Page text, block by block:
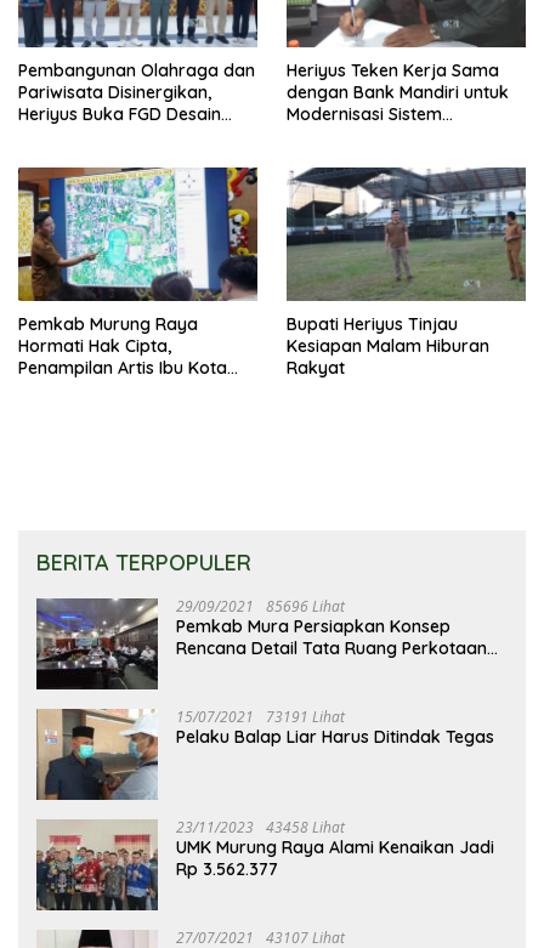
Pembangunan Olahraga dan
Pariwisata Disinergikan,
Heriyus Buka FGD Desain
Heriyus Teken Kerja Sama
dengan Bank Mandiri untuk
Modernisasi Sistem
Pemkab Murung Raya
Hormati Hak Cipta,
Penampilan Artis Ibu Kota
Bupati Heriyus Tinjau
Kesiapan Malam Hiburan
Rakyat
BERITA TERPOPULER
29/09/2021 85696 Lihat
Pemkab Mura Persiapkan Konsep
Rencana Detail Tata Ruang Perkotaan
15/07/2021 73191 Lihat
Pelaku Balap Liar Harus Ditindak Tegas
23/11/2023 43458 Lihat
UMK Murung Raya Alami Kenaikan Jadi
Rp 3.562.377
27/07/2021 43107 Lihat